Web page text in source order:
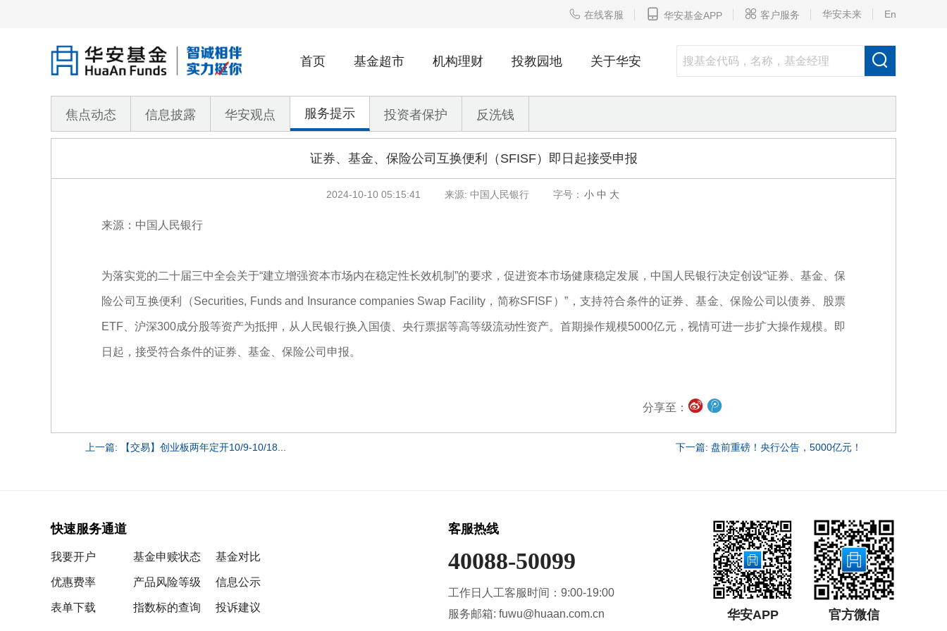
 在线客服  华安基金APP  客户服务 华安未来 En

首页 基金超市 机构理财 投教园地 关于华安
焦点动态 信息披露 华安观点 服务提示 投资者保护 反洗钱
证券、基金、保险公司互换便利（SFISF）即日起接受申报
2024-10-10 05:15:41 来源: 中国人民银行 字号： 小 中 大
来源：中国人民银行
为落实党的二十届三中全会关于“建立增强资本市场内在稳定性长效机制”的要求，促进资本市场健康稳定发展，中国人民银行决定创设“证券、基金、保
险公司互换便利（Securities, Funds and Insurance companies Swap Facility，简称SFISF）”，支持符合条件的证券、基金、保险公司以债券、股票
ETF、沪深300成分股等资产为抵押，从人民银行换入国债、央行票据等高等级流动性资产。首期操作规模5000亿元，视情可进一步扩大操作规模。即
日起，接受符合条件的证券、基金、保险公司申报。
分享至：
上一篇: 【交易】创业板两年定开10/9-10/18... 下一篇: 盘前重磅！央行公告，5000亿元！
快速服务通道
我要开户
优惠费率
表单下载
基金申赎状态
产品风险等级
指数标的查询
基金对比
信息公示
投诉建议
华安APP 官方微信
客服热线
40088-50099
工作日人工客服时间：9:00-19:00
服务邮箱: fuwu@huaan.com.cn